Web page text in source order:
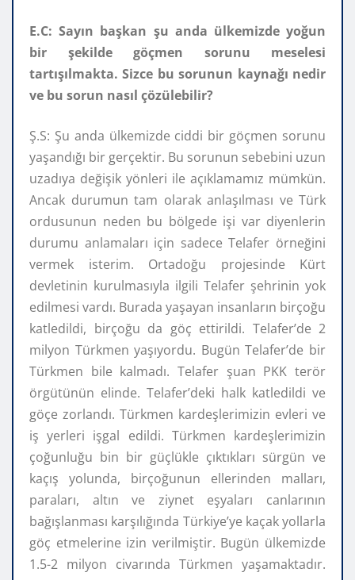
E.C: Sayın başkan şu anda ülkemizde yoğun
bir şekilde göçmen sorunu meselesi
tartışılmakta. Sizce bu sorunun kaynağı nedir
ve bu sorun nasıl çözülebilir?
Ş.S: Şu anda ülkemizde ciddi bir göçmen sorunu
yaşandığı bir gerçektir. Bu sorunun sebebini uzun
uzadıya değişik yönleri ile açıklamamız mümkün.
Ancak durumun tam olarak anlaşılması ve Türk
ordusunun neden bu bölgede işi var diyenlerin
durumu anlamaları için sadece Telafer örneğini
vermek isterim. Ortadoğu projesinde Kürt
devletinin kurulmasıyla ilgili Telafer şehrinin yok
edilmesi vardı. Burada yaşayan insanların birçoğu
katledildi, birçoğu da göç ettirildi. Telafer’de 2
milyon Türkmen yaşıyordu. Bugün Telafer’de bir
Türkmen bile kalmadı. Telafer şuan PKK terör
örgütünün elinde. Telafer’deki halk katledildi ve
göçe zorlandı. Türkmen kardeşlerimizin evleri ve
iş yerleri işgal edildi. Türkmen kardeşlerimizin
çoğunluğu bin bir güçlükle çıktıkları sürgün ve
kaçış yolunda, birçoğunun ellerinden malları,
paraları, altın ve ziynet eşyaları canlarının
bağışlanması karşılığında Türkiye’ye kaçak yollarla
göç etmelerine izin verilmiştir. Bugün ülkemizde
1.5-2 milyon civarında Türkmen yaşamaktadır.